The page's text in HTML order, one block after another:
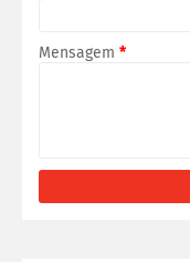
Mensagem *